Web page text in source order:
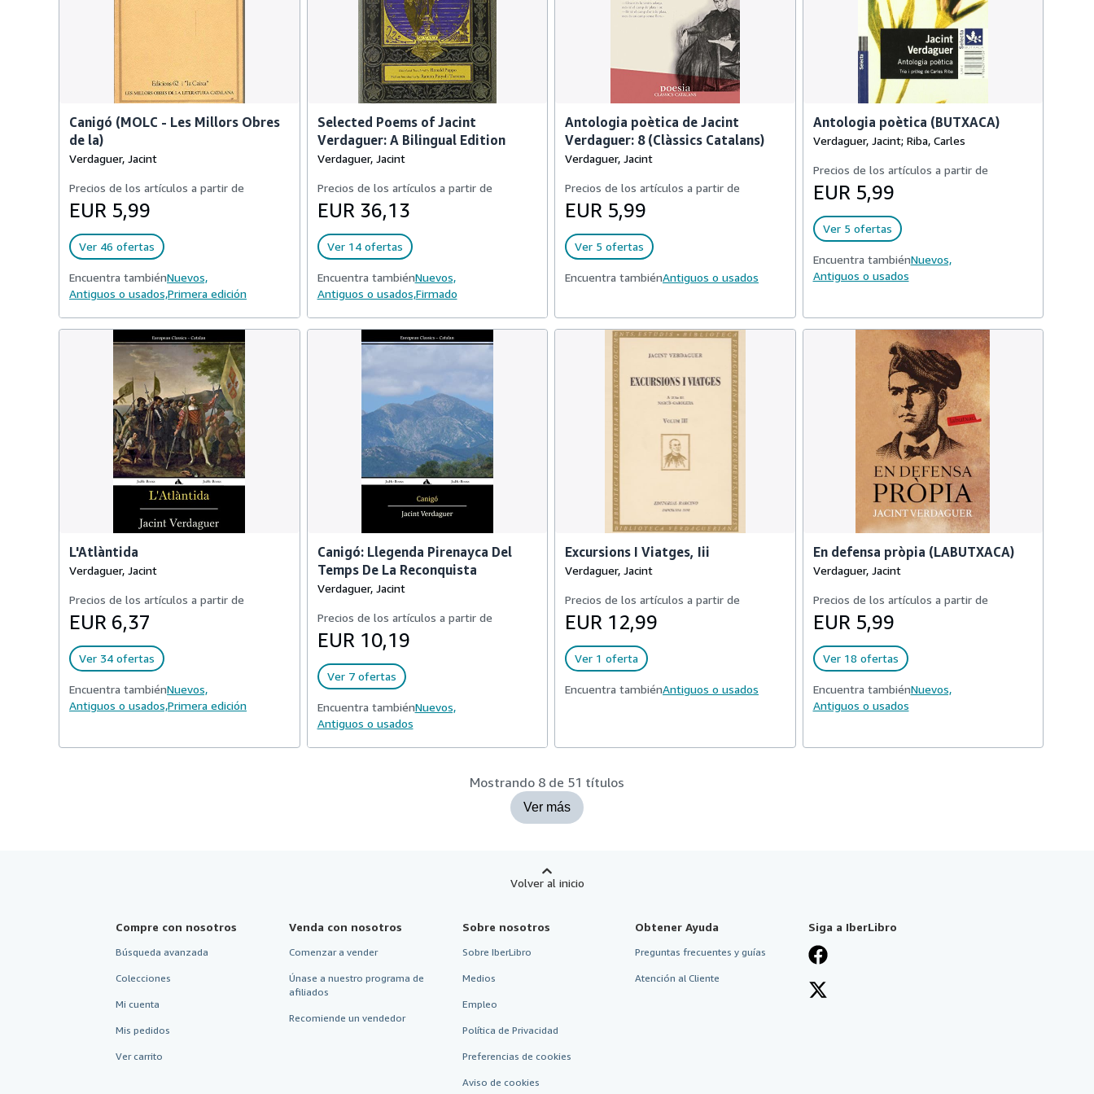
Canigó (MOLC - Les Millors Obres
de la)
Verdaguer, Jacint
Precios de los artículos a partir de
EUR 5,99
Ver 46 ofertas
Encuentra tambiénNuevos,
Antiguos o usados,Primera edición
Selected Poems of Jacint
Verdaguer: A Bilingual Edition
Verdaguer, Jacint
Precios de los artículos a partir de
EUR 36,13
Ver 14 ofertas
Encuentra tambiénNuevos,
Antiguos o usados,Firmado
Antologia poètica de Jacint
Verdaguer: 8 (Clàssics Catalans)
Verdaguer, Jacint
Precios de los artículos a partir de
EUR 5,99
Ver 5 ofertas
Encuentra tambiénAntiguos o usados
Antologia poètica (BUTXACA)
Verdaguer, Jacint; Riba, Carles
Precios de los artículos a partir de
EUR 5,99
Ver 5 ofertas
Encuentra tambiénNuevos,
Antiguos o usados
L'Atlàntida
Verdaguer, Jacint
Precios de los artículos a partir de
EUR 6,37
Ver 34 ofertas
Encuentra tambiénNuevos,
Antiguos o usados,Primera edición
Canigó: Llegenda Pirenayca Del
Temps De La Reconquista
Verdaguer, Jacint
Precios de los artículos a partir de
EUR 10,19
Ver 7 ofertas
Encuentra tambiénNuevos,
Antiguos o usados
Excursions I Viatges, Iii
Verdaguer, Jacint
Precios de los artículos a partir de
EUR 12,99
Ver 1 oferta
Encuentra tambiénAntiguos o usados
En defensa pròpia (LABUTXACA)
Verdaguer, Jacint
Precios de los artículos a partir de
EUR 5,99
Ver 18 ofertas
Encuentra tambiénNuevos,
Antiguos o usados
Mostrando 8 de 51 títulos
Ver más
Volver al inicio
Compre con nosotros
Búsqueda avanzada
Colecciones
Mi cuenta
Mis pedidos
Ver carrito
Venda con nosotros
Comenzar a vender
Únase a nuestro programa de
afiliados
Recomiende un vendedor
Sobre nosotros
Sobre IberLibro
Medios
Empleo
Política de Privacidad
Preferencias de cookies
Aviso de cookies
Obtener Ayuda
Preguntas frecuentes y guías
Atención al Cliente
Siga a IberLibro